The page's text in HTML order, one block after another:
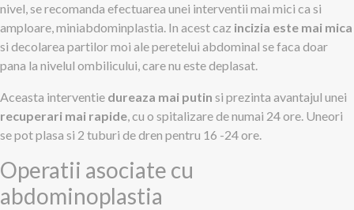
nivel, se recomanda efectuarea unei interventii mai mici ca si
amploare, miniabdominplastia. In acest caz incizia este mai mica
si decolarea partilor moi ale peretelui abdominal se faca doar
pana la nivelul ombilicului, care nu este deplasat.
Aceasta interventie dureaza mai putin si prezinta avantajul unei
recuperari mai rapide, cu o spitalizare de numai 24 ore. Uneori
se pot plasa si 2 tuburi de dren pentru 16 -24 ore.
Operatii asociate cu
abdominoplastia